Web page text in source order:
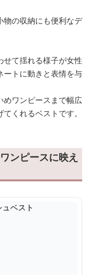
物の収納にも便利なデ
せて揺れる様子が女性
ートに動きと表情を与
めワンピースまで幅広
くれるベストです。
ンピースに映え